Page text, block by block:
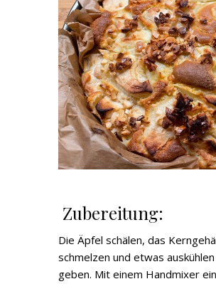
Zubereitung:
Die Äpfel schälen, das
schmelzen und etwas
geben. Mit einem Handmixer